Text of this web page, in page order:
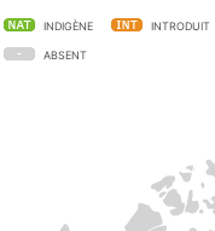
INDIGÈNE INTRODUIT
ABSENT